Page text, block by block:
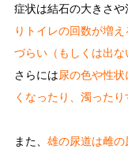
症状は結石の大きさや
りトイレの回数が増
づらい（もしくは出
さらには尿の色や性状
くなったり、濁ったり
また、 雄の尿道は雌